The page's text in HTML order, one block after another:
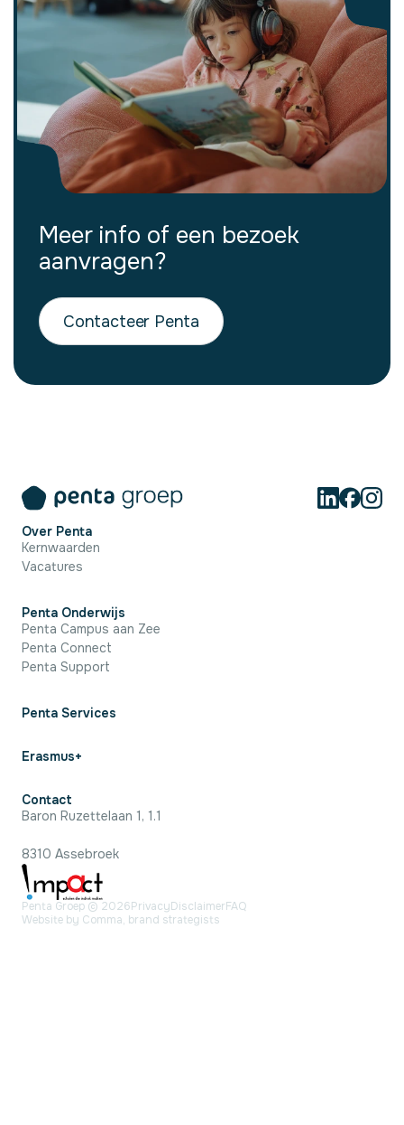
Meer info of een bezoek
aanvragen?
Contacteer Penta
Over Penta
Kernwaarden
Vacatures
Penta Onderwijs
Penta Campus aan Zee
Penta Connect
Penta Support
Penta Services
Erasmus+
Contact
Baron Ruzettelaan 1, 1.1
8310 Assebroek
Penta Groep © 2026PrivacyDisclaimerFAQ
Website by Comma, brand strategists